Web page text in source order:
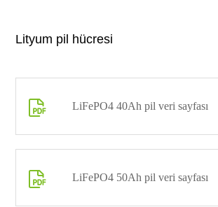
Lityum pil hücresi
 LiFePO4 40Ah pil veri sayfası
 LiFePO4 50Ah pil veri sayfası